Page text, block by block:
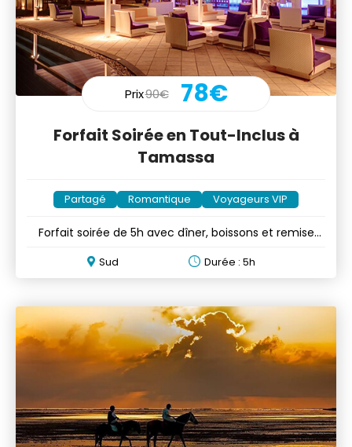
Prix90€ 78€
Forfait Soirée en Tout-Inclus à
Tamassa
Partagé Romantique Voyageurs VIP
Forfait soirée de 5h avec dîner, boissons et remise
Sud Durée : 5h